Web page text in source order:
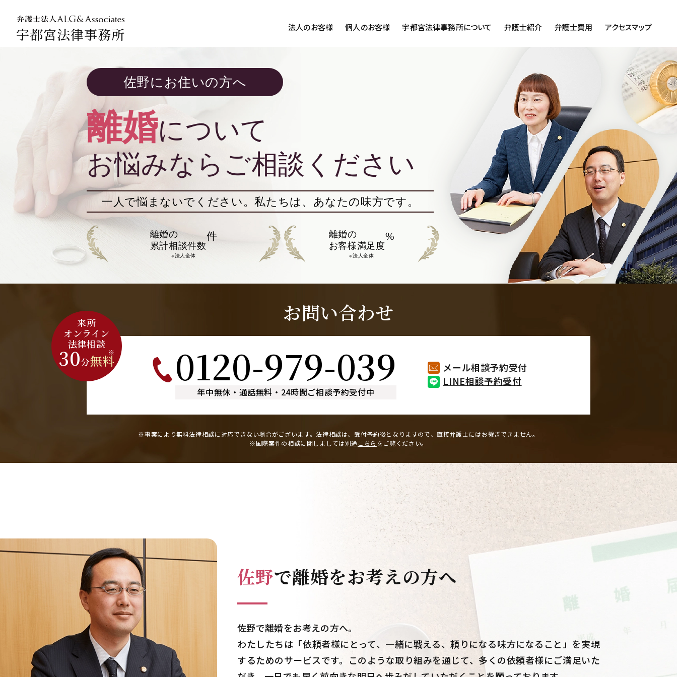
宇都宮法律事務所 法人のお客様
企業法務専用サイト
個人のお客様
交通事故
離婚問題
宇都宮法律事務所について 弁護士紹介 弁護士費用 アクセスマップ
佐野にお住いの方へ
離婚について
お悩みならご相談ください
一人で悩まないでください。私たちは、あなたの味方です。
離婚の
累計相談件数
件
※法人全体
離婚の
お客様満足度
%
※法人全体
お問い合わせ
来所
オンライン
法律相談
30分無料
※ 0120-979-039
年中無休 ・ 通話無料 ・ 24時間ご相談予約受付中
メール相談予約受付
LINE相談予約受付
※事案により無料法律相談に対応できない場合がございます。法律相談は、受付予約後となりますので、 直接弁護士にはお繋ぎできません。
※国際案件の相談に関しましては別途こちら をご覧ください。
佐野で離婚をお考えの方へ
佐野で離婚をお考えの方へ。
わたしたちは「依頼者様にとって、一緒に戦える、頼りになる味方になること」を実現
するためのサービスです。このような取り組みを通じて、多くの依頼者様にご満足いた